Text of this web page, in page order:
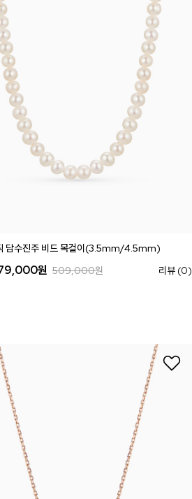
담수진주 비드 목걸이(3.5mm/4.5mm)
원 509,000원 리뷰 (0)